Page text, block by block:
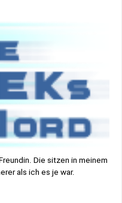
Die sitzen in meinem
als ich es je war.